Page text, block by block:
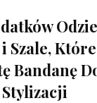
Szale,
Bandanę